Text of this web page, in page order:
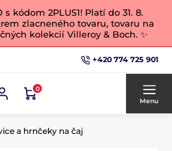
s kódom 2PLUS1! Platí do 31. 8.
zlacneného tovaru, tovaru na
kolekcií Villeroy & Boch. ✨
+420 774 725 901
0
Menu
a hrnčeky na čaj